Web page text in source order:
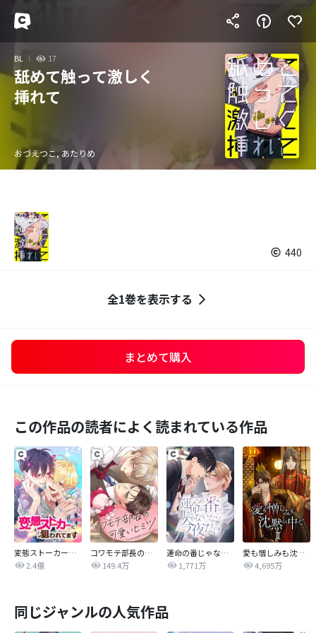
BL 17
舐めて触って激しく
挿れて
おづえつこ, あたりめ
440
全1巻を表示する
まとめて購入
この作品の読者によく読まれている作品
変態ストーカーに狙われてます
2.4億
コワモテ部長の可愛いヒミツ
149.4万
運命の番じゃないなら今夜だけ
1,771万
愛も憎しみも沈黙の中で
4,695万
同じジャンルの人気作品